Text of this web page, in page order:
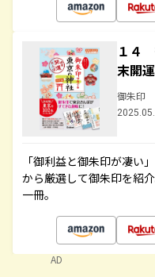
１４
末開
御朱印
「御利益と御朱印が凄い
から厳選して御朱印を紹
一冊。
AD